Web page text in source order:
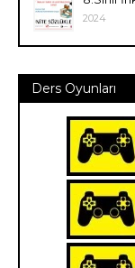
2024
Ders Oyunları